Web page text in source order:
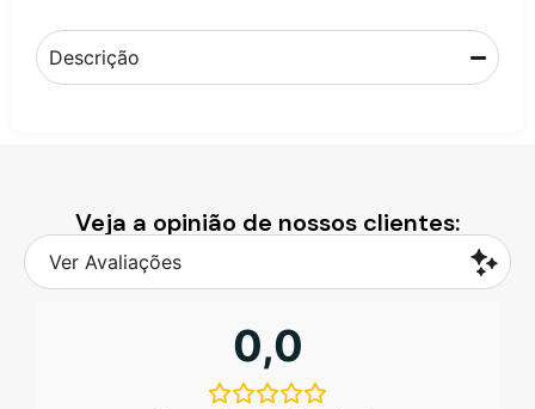
Descrição
Veja a opinião de nossos clientes:
Ver Avaliações
0,0